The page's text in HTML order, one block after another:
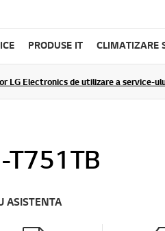
PRODUSE IT CLIMATIZARE
LG Electronics de utilizare a
T751TB
ASISTENTA